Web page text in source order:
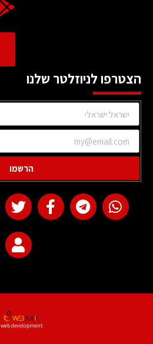
הצטרפו לניוזלטר שלנו
הרשמו
web development